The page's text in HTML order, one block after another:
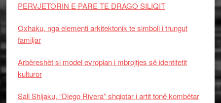
PERVJETORIN E PARE TE DRAGO SILIQIT
Oxhaku, nga elementi arkitektonik te simboli i trungut
familjar
Arbëreshët si model evropian i mbrojtjes së identitetit
kulturor
Sali Shijaku, “Diego Rivera” shqiptar i artit tonë kombëtar